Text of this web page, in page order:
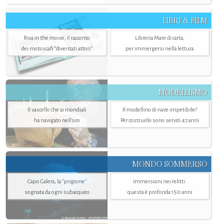
LIBRI & FILM
Riva in the movie, il racconto
dei motoscafi “diventati attori”
Libreria Mare di carta,
per immergersi nella lettura
MODELLISMO
Il vascello che ai mondiali
ha navigato nell’oro
Il modellino di nave irripetibile?
Per costruirlo sono serviti 47 anni
MONDO SOMMERSO
Capo Galera, la "prigione"
sognata da ogni subacqueo
Immersioni nei relitti:
questa è profonda 150 anni